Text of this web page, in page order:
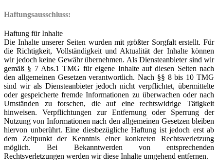
Haftungsausschluss:
Haftung für Inhalte
Die Inhalte unserer Seiten wurden mit größter Sorgfalt erstellt. Für
die Richtigkeit, Vollständigkeit und Aktualität der Inhalte können
wir jedoch keine Gewähr übernehmen. Als Diensteanbieter sind wir
gemäß § 7 Abs.1 TMG für eigene Inhalte auf diesen Seiten nach
den allgemeinen Gesetzen verantwortlich. Nach §§ 8 bis 10 TMG
sind wir als Diensteanbieter jedoch nicht verpflichtet, übermittelte
oder gespeicherte fremde Informationen zu überwachen oder nach
Umständen zu forschen, die auf eine rechtswidrige Tätigkeit
hinweisen. Verpflichtungen zur Entfernung oder Sperrung der
Nutzung von Informationen nach den allgemeinen Gesetzen bleiben
hiervon unberührt. Eine diesbezügliche Haftung ist jedoch erst ab
dem Zeitpunkt der Kenntnis einer konkreten Rechtsverletzung
möglich. Bei Bekanntwerden von entsprechenden
Rechtsverletzungen werden wir diese Inhalte umgehend entfernen.